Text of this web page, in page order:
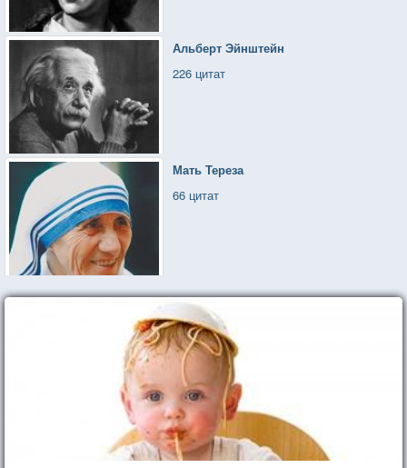
Альберт Эйнштейн
226 цитат
Мать Тереза
66 цитат